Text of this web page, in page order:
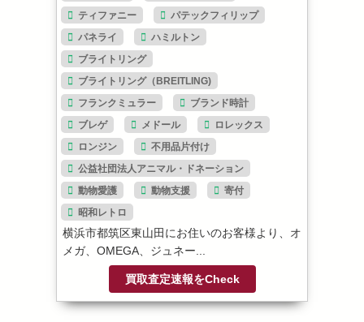
ティファニー
パテックフィリップ
パネライ
ハミルトン
ブライトリング
ブライトリング（BREITLING)
フランクミュラー
ブランド時計
ブレゲ
メドール
ロレックス
ロンジン
不用品片付け
公益社団法人アニマル・ドネーション
動物愛護
動物支援
寄付
昭和レトロ
横浜市都筑区東山田にお住いのお客様より、オ
メガ、OMEGA、ジュネー...
買取査定速報をCheck